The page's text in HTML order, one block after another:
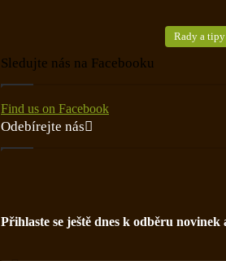
Rady a tipy
Sledujte nás na Facebooku
Find us on Facebook
Odebírejte nás
Přihlaste se ještě dnes k odběru